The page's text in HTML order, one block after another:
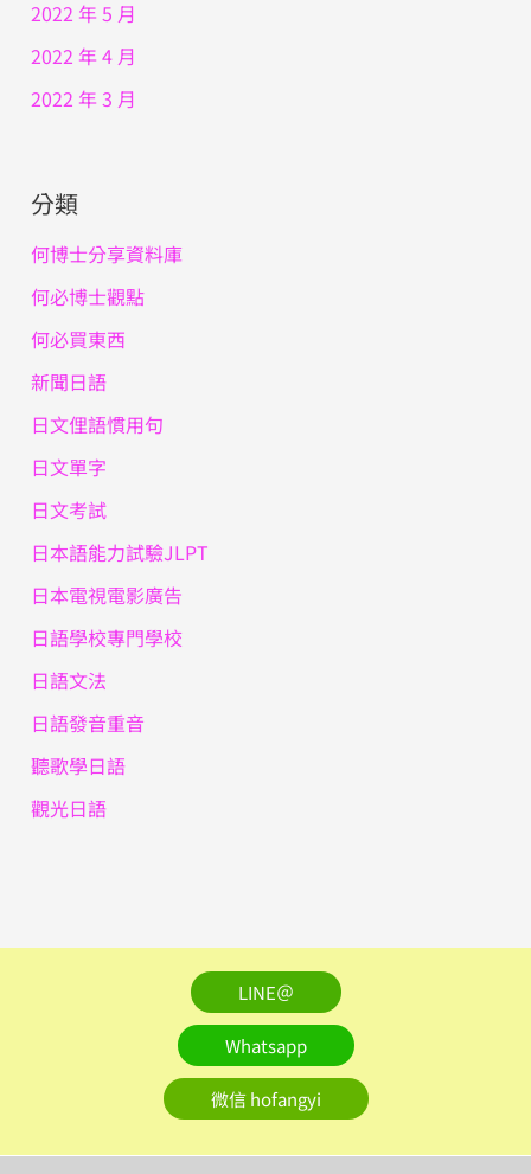
2022 年 5 月
2022 年 4 月
2022 年 3 月
分類
何博士分享資料庫
何必博士觀點
何必買東西
新聞日語
日文俚語慣用句
日文單字
日文考試
日本語能力試驗JLPT
日本電視電影廣告
日語學校專門學校
日語文法
日語發音重音
聽歌學日語
觀光日語
LINE＠
Whatsapp
微信 hofangyi